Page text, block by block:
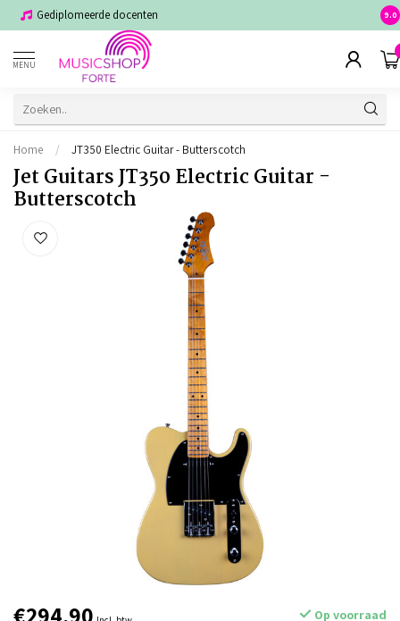
Gediplomeerde docenten 9.0
MENU
Home / JT350 Electric Guitar - Butterscotch
Jet Guitars JT350 Electric Guitar -
Butterscotch
Op voorraad